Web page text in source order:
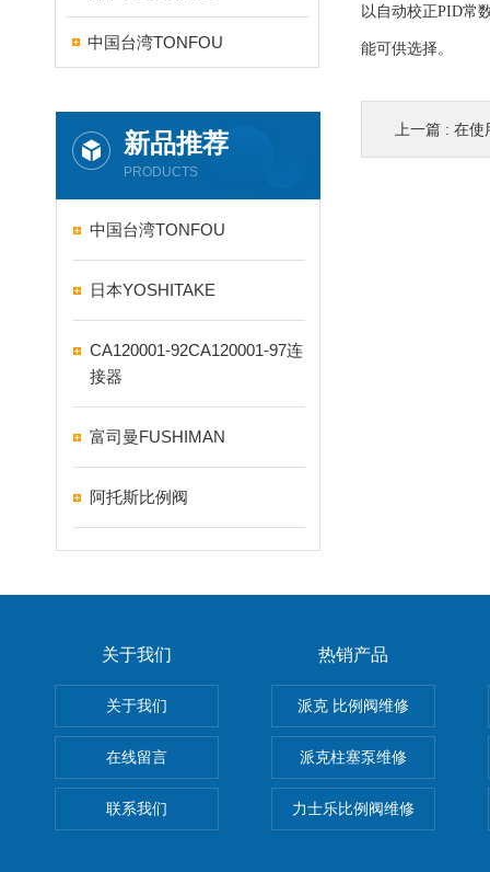
中国台湾TONFOU
新品推荐
PRODUCTS
中国台湾TONFOU
日本YOSHITAKE
CA120001-92CA120001-97连
接器
富司曼FUSHIMAN
阿托斯比例阀
以自动校正PID常
能可供选择。
上一篇 : 在使
关于我们
关于我们
在线留言
联系我们
热销产品
派克 比例阀维修
派克柱塞泵维修
力士乐比例阀维修